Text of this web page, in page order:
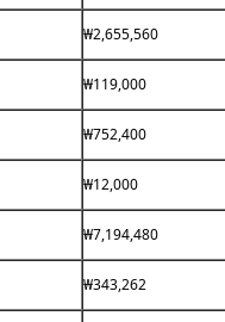
₩2,655,560
₩119,000
₩752,400
₩12,000
₩7,194,480
₩343,262